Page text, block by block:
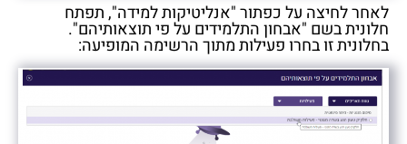
לאחר לחיצה על כפתור "אנליטיקות למידה", תפתח
חלונית בשם "אבחון התלמידים על פי תוצאותיהם".
בחלונית זו בחרו פעילות מתוך הרשימה המופיעה: